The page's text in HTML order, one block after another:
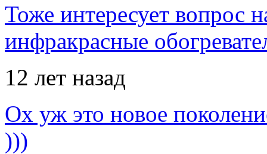
Тоже интересует вопрос
инфракрасные
12 лет назад
Ох уж это новое
)))